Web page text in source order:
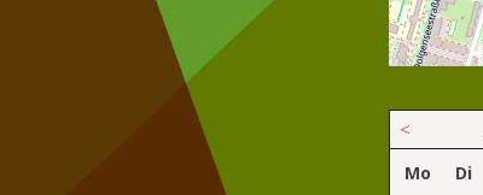
<
Mo Di